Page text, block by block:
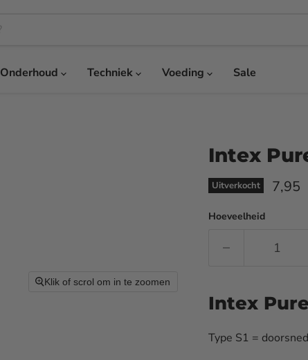
Onderhoud Techniek Voeding Sale
Klik of scrol om in te zoomen
Intex
Uitverkocht 7,95
Hoeveelheid
Intex
Type S1 =